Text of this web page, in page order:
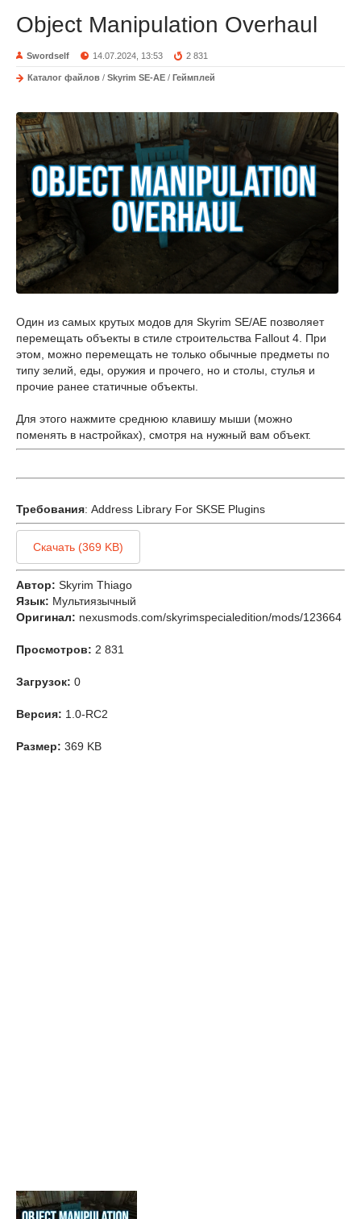
Object Manipulation Overhaul
Swordself 14.07.2024, 13:53 2 831
Каталог файлов / Skyrim SE-AE / Геймплей
Один из самых крутых модов для Skyrim SE/AE позволяет
перемещать объекты в стиле строительства Fallout 4. При
этом, можно перемещать не только обычные предметы по
типу зелий, еды, оружия и прочего, но и столы, стулья и
прочие ранее статичные объекты.
Для этого нажмите среднюю клавишу мыши (можно
поменять в настройках), смотря на нужный вам объект.
Требования: Address Library For SKSE Plugins
Скачать (369 KB)
Автор: Skyrim Thiago
Язык: Мультиязычный
Оригинал: nexusmods.com/skyrimspecialedition/mods/123664
Просмотров: 2 831
Загрузок: 0
Версия: 1.0-RC2
Размер: 369 KB